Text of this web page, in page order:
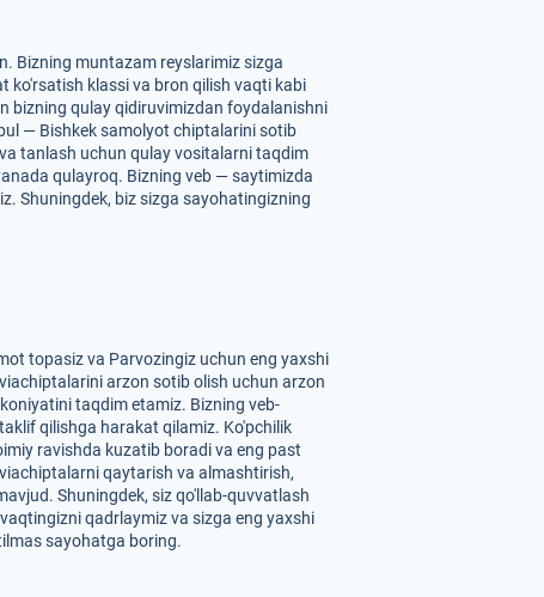
Bizning muntazam reyslarimiz sizga
ko'rsatish klassi va bron qilish vaqti kabi
bizning qulay qidiruvimizdan foydalanishni
— Bishkek samolyot chiptalarini sotib
tanlash uchun qulay vositalarni taqdim
qulayroq. Bizning veb — saytimizda
Shuningdek, biz sizga sayohatingizning
topasiz va Parvozingiz uchun eng yaxshi
arzon sotib olish uchun arzon
taqdim etamiz. Bizning veb-
qilishga harakat qilamiz. Ko'pchilik
ravishda kuzatib boradi va eng past
qaytarish va almashtirish,
Shuningdek, siz qo'llab-quvvatlash
qadrlaymiz va sizga eng yaxshi
sayohatga boring.